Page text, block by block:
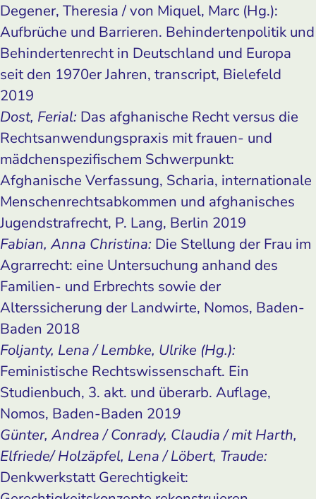
Degener, Theresia / von Miquel, Marc (Hg.):
Aufbrüche und Barrieren. Behindertenpolitik und
Behindertenrecht in Deutschland und Europa
seit den 1970er Jahren, transcript, Bielefeld
2019
Dost, Ferial: Das afghanische Recht versus die
Rechtsanwendungspraxis mit frauen- und
mädchenspezifischem Schwerpunkt:
Afghanische Verfassung, Scharia, internationale
Menschenrechtsabkommen und afghanisches
Jugendstrafrecht, P. Lang, Berlin 2019
Fabian, Anna Christina: Die Stellung der Frau im
Agrarrecht: eine Untersuchung anhand des
Familien- und Erbrechts sowie der
Alterssicherung der Landwirte, Nomos, Baden-
Baden 2018
Foljanty, Lena / Lembke, Ulrike (Hg.):
Feministische Rechtswissenschaft. Ein
Studienbuch, 3. akt. und überarb. Auflage,
Nomos, Baden-Baden 2019
Günter, Andrea / Conrady, Claudia / mit Harth,
Elfriede/ Holzäpfel, Lena / Löbert, Traude:
Denkwerkstatt Gerechtigkeit: